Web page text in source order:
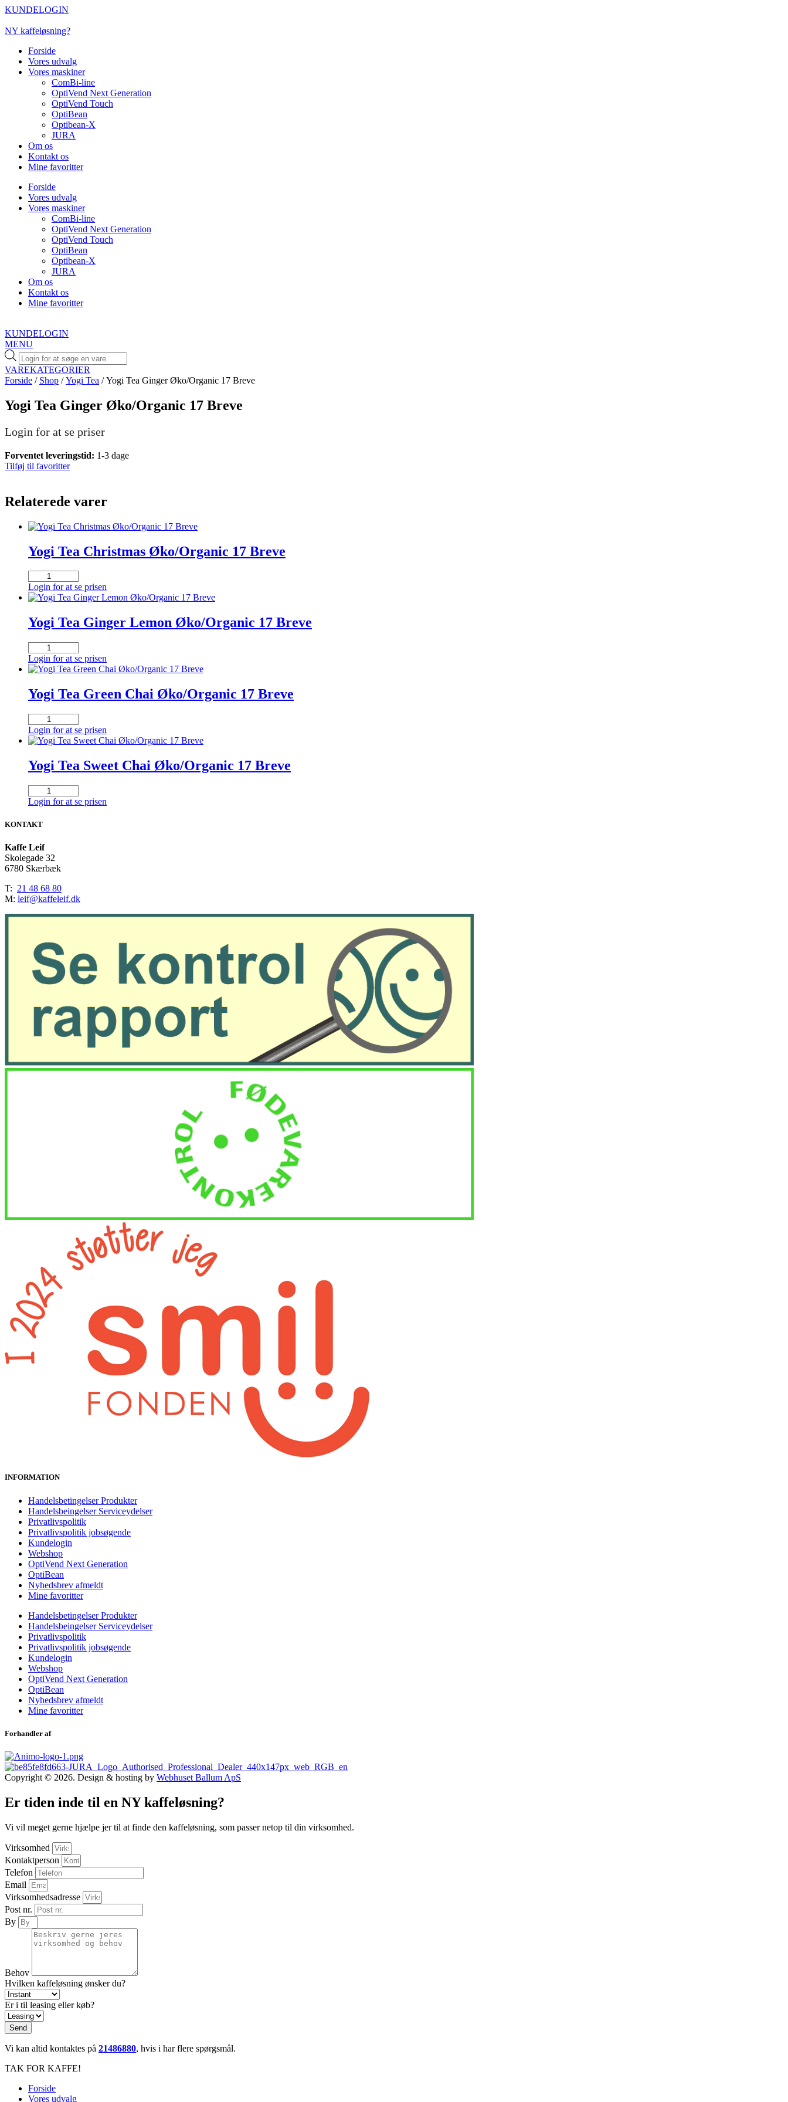
Videre
indhold
KUNDELOGIN
NY kaffeløsning?
Forside
Vores udvalg
Vores maskiner
ComBi-line
OptiVend Next Generation
OptiVend Touch
OptiBean
Optibean-X
JURA
Om os
Kontakt os
Mine favoritter
Forside
Vores udvalg
Vores maskiner
ComBi-line
OptiVend Next Generation
OptiVend Touch
OptiBean
Optibean-X
JURA
Om os
Kontakt os
Mine favoritter
KUNDELOGIN
MENU
Products
search
VAREKATEGORIER
Forside / Shop /Yogi Tea / Yogi Tea Ginger Øko/Organic 17 Breve
Yogi Tea Ginger Øko/Organic 17 Breve
Login for at se priser
Forventet leveringstid: 1-3 dage
Tilføj til favoritter
Relaterede varer
Yogi Tea Christmas Øko/Organic 17 Breve
Tea
Christmas
17
Breve
Login for at se prisen
Yogi Tea Ginger Lemon Øko/Organic 17 Breve
Tea
Ginger
Øko/Organic
17
Login for at se prisen
Yogi Tea Green Chai Øko/Organic 17 Breve
Tea
Green
Øko/Organic
17
Login for at se prisen
Yogi Tea Sweet Chai Øko/Organic 17 Breve
Tea
Chai
17
Breve
antal
Login for at se prisen
KONTAKT
Kaffe Leif
Skolegade 32
6780 Skærbæk
T: 21 48 68 80
M: leif@kaffeleif.dk
INFORMATION
Handelsbetingelser Produkter
Handelsbeingelser Serviceydelser
Privatlivspolitik
Privatlivspolitik jobsøgende
Kundelogin
Webshop
OptiVend Next Generation
OptiBean
Nyhedsbrev afmeldt
Mine favoritter
Handelsbetingelser Produkter
Handelsbeingelser Serviceydelser
Privatlivspolitik
Privatlivspolitik jobsøgende
Kundelogin
Webshop
OptiVend Next Generation
OptiBean
Nyhedsbrev afmeldt
Mine favoritter
Forhandler af
Copyright © 2026. Design & hosting by Webhuset Ballum ApS
Er tiden inde til en NY kaffeløsning?
Vi vil meget gerne hjælpe jer til at finde den kaffeløsning, som passer netop til din virksomhed.
Virksomhed
Kontaktperson
Telefon
Email
Virksomhedsadresse
Post nr.
By
Behov
Hvilken kaffeløsning ønsker du?
Er i til leasing eller køb?
Send
Vi kan altid kontaktes på 21486880, hvis i har flere spørgsmål.
TAK FOR KAFFE!
Forside
Vores udvalg